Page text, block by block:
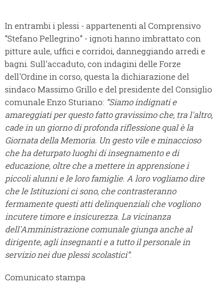
In entrambi i plessi - appartenenti al Comprensivo
“Stefano Pellegrino” - ignoti hanno imbrattato con
pitture aule, uffici e corridoi, danneggiando arredi e
bagni. Sull'accaduto, con indagini delle Forze
dell'Ordine in corso, questa la dichiarazione del
sindaco Massimo Grillo e del presidente del Consiglio
comunale Enzo Sturiano: “Siamo indignati e
amareggiati per questo fatto gravissimo che, tra l'altro,
cade in un giorno di profonda riflessione qual è la
Giornata della Memoria. Un gesto vile e minaccioso
che ha deturpato luoghi di insegnamento e di
educazione, oltre che a mettere in apprensione i
piccoli alunni e le loro famiglie. A loro vogliamo dire
che le Istituzioni ci sono, che contrasteranno
fermamente questi atti delinquenziali che vogliono
incutere timore e insicurezza. La vicinanza
dell'Amministrazione comunale giunga anche al
dirigente, agli insegnanti e a tutto il personale in
servizio nei due plessi scolastici”.
Comunicato stampa